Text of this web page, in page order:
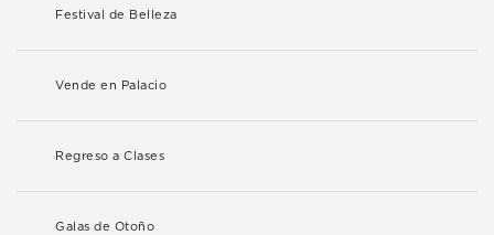
Festival de Belleza
Vende en Palacio
Regreso a Clases
Galas de Otoño